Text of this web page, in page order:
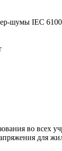
шумы IEC
во всех
для